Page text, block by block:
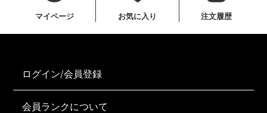
マイページ お気に入り 注文履歴
ログイン/会員登録
会員ランクについて